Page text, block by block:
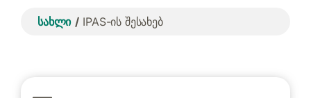
სახლი IPAS-ის შესახებ